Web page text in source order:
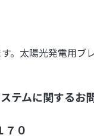
。太陽光発電用ブ
テムに関するお
７０